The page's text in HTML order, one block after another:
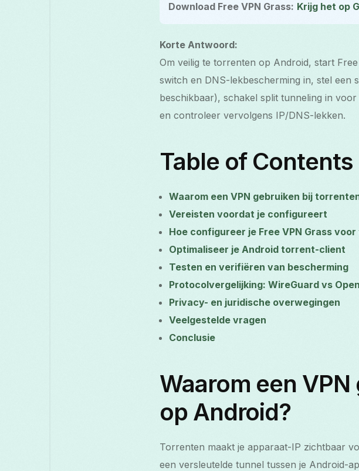
Download Free VPN Grass: Krijg het op
Korte Antwoord:
Om veilig te torrenten op Android, start
switch en DNS-lekbescherming in, stel een
beschikbaar), schakel split tunneling in
en controleer vervolgens IP/DNS-lekken.
Table of Contents
Waarom een VPN gebruiken bij
Vereisten voordat je configureert
Hoe configureer je Free VPN Grass
Optimaliseer je Android torrent-client
Testen en verifiëren van bescherming
Protocolvergelijking: WireGuard vs
Privacy- en juridische overwegingen
Veelgestelde vragen
Conclusie
Waarom een
op Android?
Torrenten maakt je apparaat-IP zichtbaar
een versleutelde tunnel tussen je Android-